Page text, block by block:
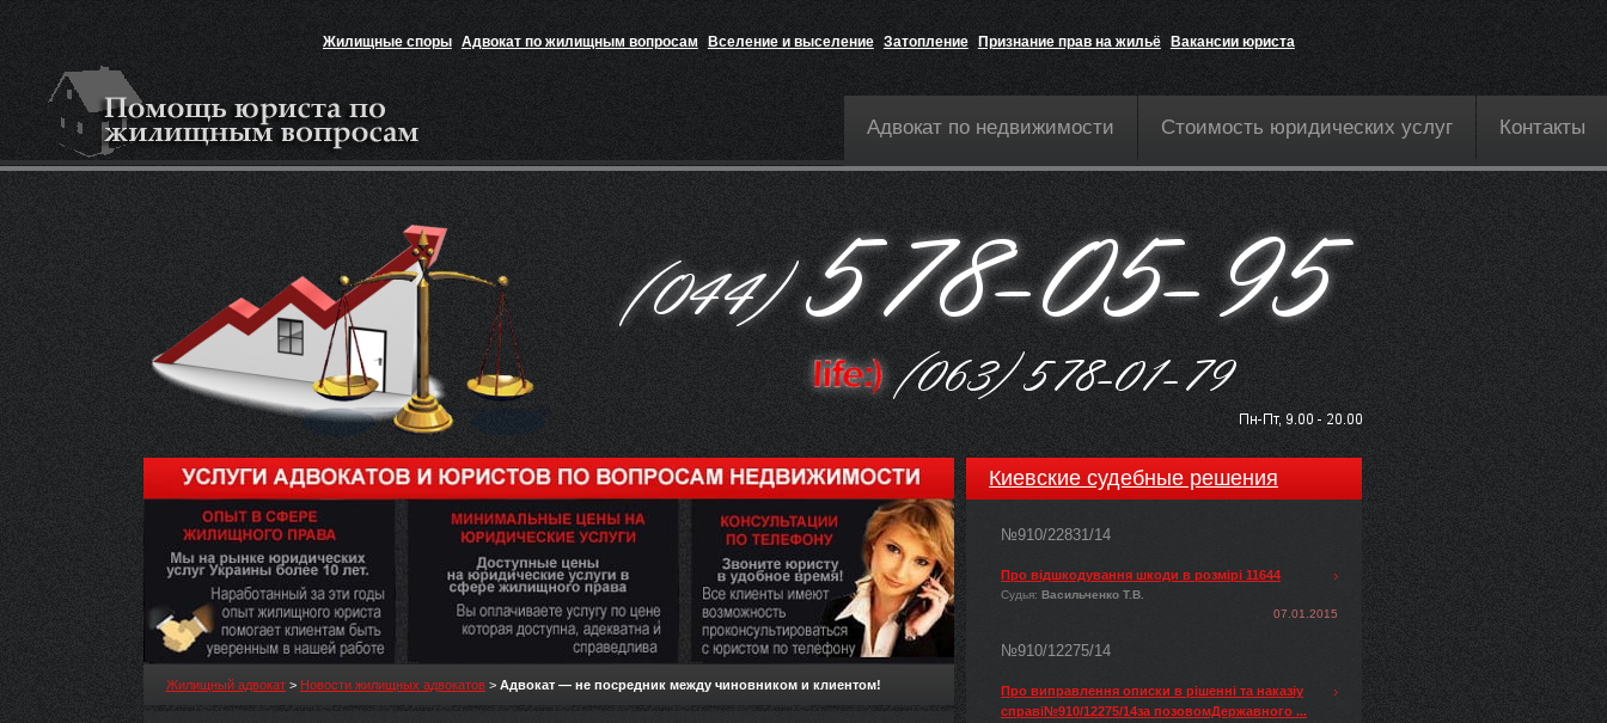
Жилищные споры Адвокат по жилищным вопросам Вселение и выселение Затопление Признание прав на жильё Вакансии юриста
Адвокат по недвижимости Стоимость юридических услуг Контакты
Жилищный адвокат > Новости жилищных адвокатов > Адвокат — не посредник между чиновником и клиентом!
Киевские судебные решения
№910/22831/14
Про відшкодування шкоди в розмірі 11644
Судья: Васильченко Т.В.
07.01.2015
№910/12275/14
Про виправлення описки в рішенні та наказіу
справі№910/12275/14за позовомДержавного ...